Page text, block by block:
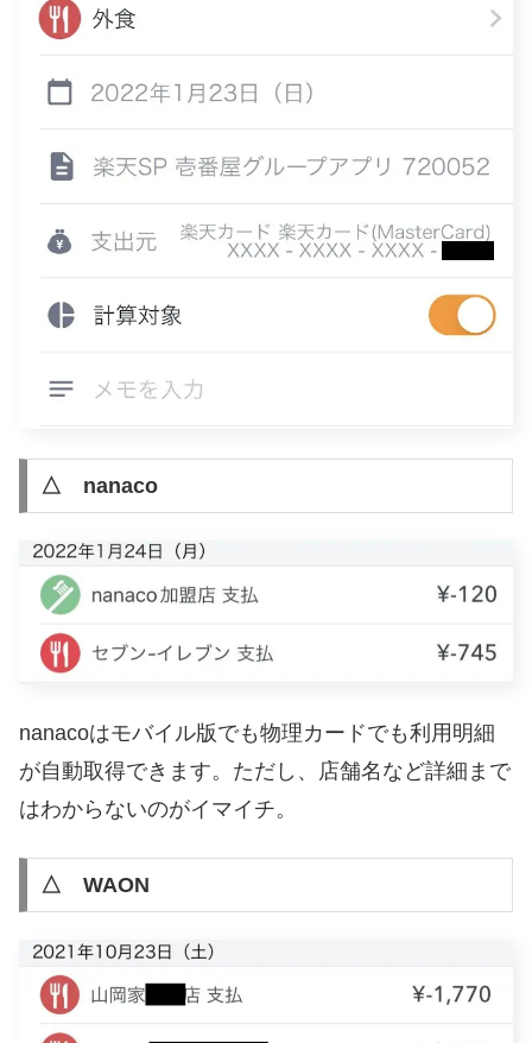
△ nanaco
nanacoはモバイル版でも物理カードでも利用明細
が自動取得できます。ただし、店舗名など詳細まで
はわからないのがイマイチ。
△ WAON